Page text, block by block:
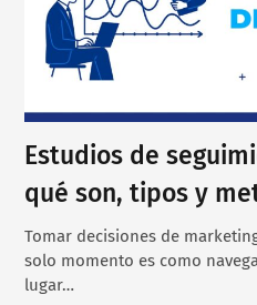
Estudios de
qué son, tipos y
Tomar decisiones de
solo momento es como
lugar…